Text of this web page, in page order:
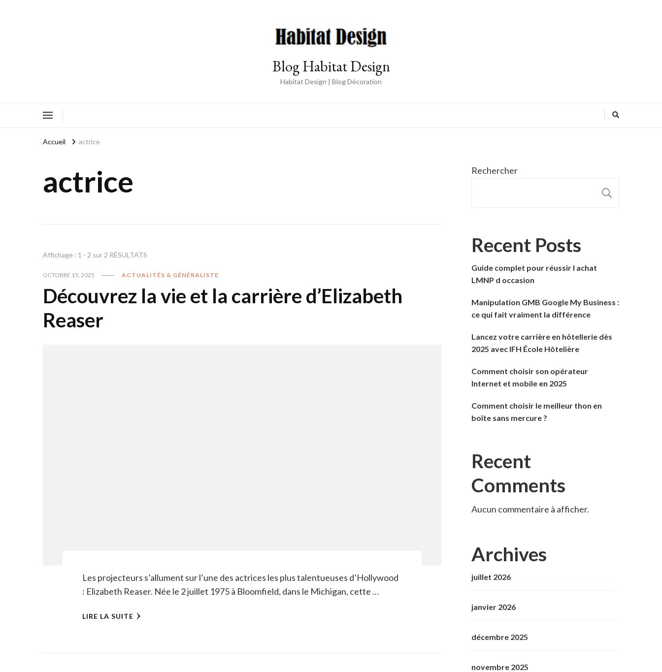
Blog Habitat Design
Habitat Design | Blog Décoration
Accueil actrice
actrice
Affichage : 1 - 2 sur 2 RÉSULTATS
OCTOBRE 15, 2025 ACTUALITÉS & GÉNÉRALISTE
Découvrez la vie et la carrière d’Elizabeth
Reaser
Les projecteurs s’allument sur l’une des actrices les plus talentueuses d’Hollywood
: Elizabeth Reaser. Née le 2 juillet 1975 à Bloomfield, dans le Michigan, cette …
LIRE LA SUITE
Rechercher
Recent Posts
Guide complet pour réussir l achat
LMNP d occasion
Manipulation GMB Google My Business :
ce qui fait vraiment la différence
Lancez votre carrière en hôtellerie dès
2025 avec IFH École Hôtelière
Comment choisir son opérateur
Internet et mobile en 2025
Comment choisir le meilleur thon en
boîte sans mercure ?
Recent
Comments
Aucun commentaire à afficher.
Archives
juillet 2026
janvier 2026
décembre 2025
novembre 2025